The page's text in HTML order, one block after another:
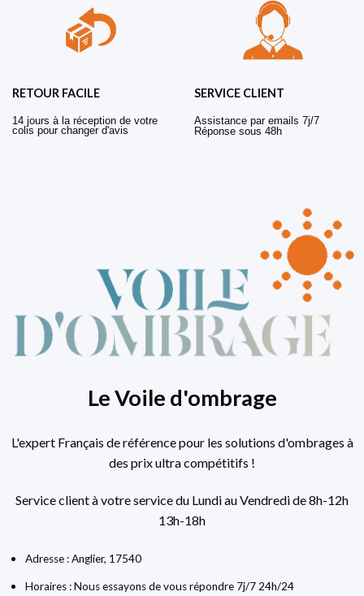
RETOUR FACILE
14 jours à la réception de votre
colis pour changer d'avis
SERVICE CLIENT
Assistance par emails 7j/7
Réponse sous 48h
Le Voile d'ombrage
L'expert Français de référence pour les solutions d'ombrages à
des prix ultra compétitifs !
Service client à votre service du Lundi au Vendredi de 8h-12h
13h-18h
Adresse : Anglier, 17540
Horaires : Nous essayons de vous répondre 7j/7 24h/24